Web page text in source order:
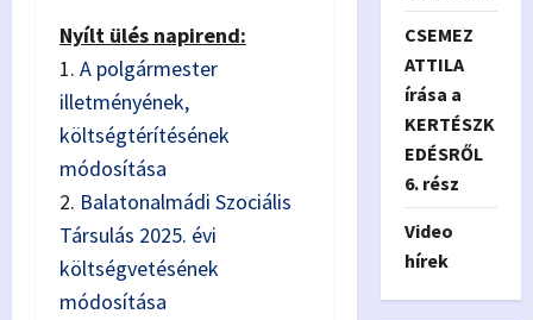
Nyílt ülés napirend:
1. A polgármester
illetményének,
költségtérítésének
módosítása
2. Balatonalmádi Szociális
Társulás 2025. évi
költségvetésének
módosítása
CSEMEZ
ATTILA
írása a
KERTÉSZK
EDÉSRŐL
6. rész
Video
hírek